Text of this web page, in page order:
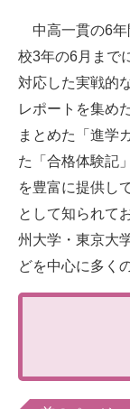
中高一貫の6年
校3年の6月まで
対応した実戦的
レポートを集め
まとめた「進学
た「合格体験記
を豊富に提供し
として知られて
州大学・東京大
どを中心に多く